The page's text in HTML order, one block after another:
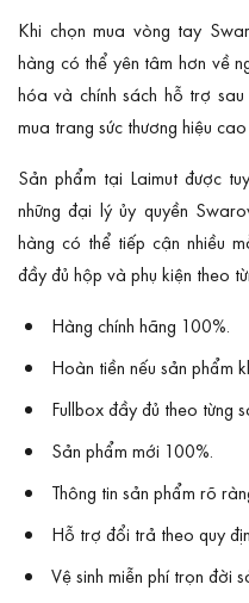
Khi chọn mua vòng tay
hàng có thể yên tâm hơn về
hóa và chính sách hỗ trợ
mua trang sức thương hiệu
Sản phẩm tại Laimut được
những đại lý ủy quyền
hàng có thể tiếp cận nhiều
đầy đủ hộp và phụ kiện theo
Hàng chính hãng 100%.
Hoàn tiền nếu sản phẩm
Fullbox đầy đủ theo từng
Sản phẩm mới 100%.
Thông tin sản phẩm rõ
Hỗ trợ đổi trả theo quy
Vệ sinh miễn phí trọn đời